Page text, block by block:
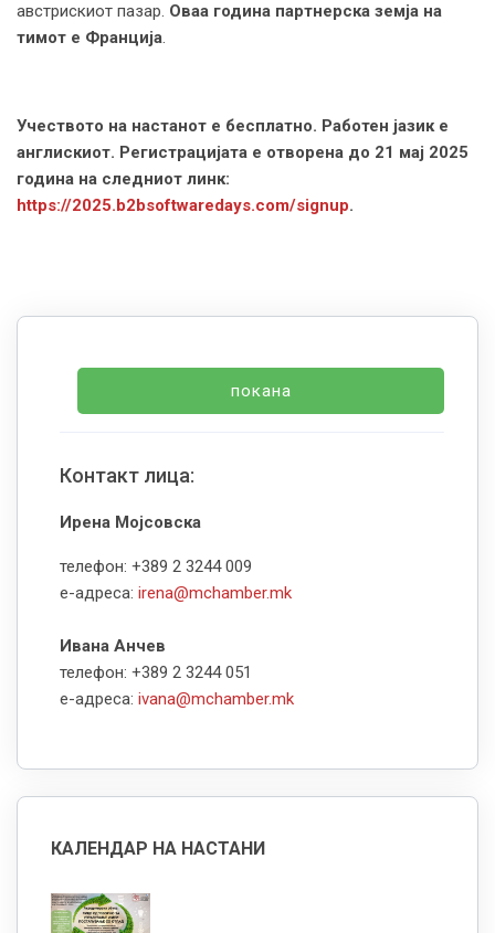
австрискиот пазар. Оваа година партнерска земја на
тимот е Франција.
Учеството на настанот е бесплатно. Работен јазик е
англискиот. Регистрацијата е отворена до 21 мај 2025
година на следниот линк:
https://2025.b2bsoftwaredays.com/signup.
покана
Контакт лица:
Ирена Мојсовска
телефон: +389 2 3244 009
е-адреса: irena@mchamber.mk
Ивана Анчев
телефон: +389 2 3244 051
е-адреса: ivana@mchamber.mk
КАЛЕНДАР НА НАСТАНИ